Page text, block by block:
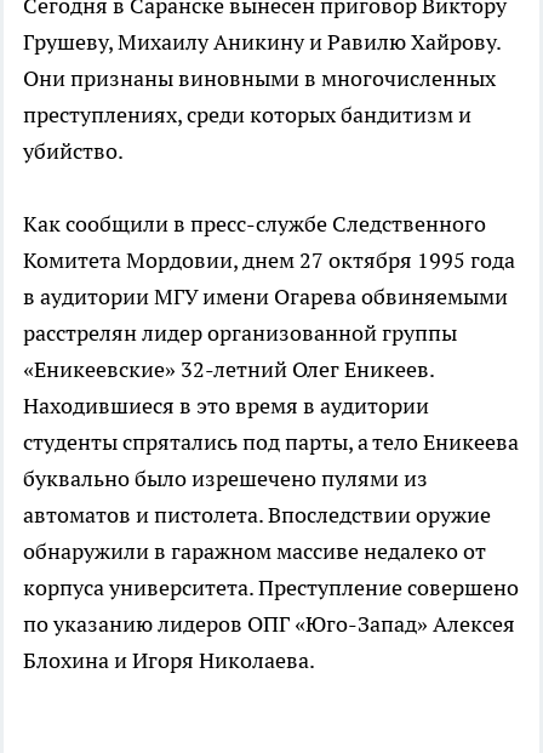
Грушеву, Михаилу Аникину и Равилю Хайрову.
Они признаны виновными в многочисленных
преступлениях, среди которых бандитизм и
убийство.
Как сообщили в пресс-службе Следственного
Комитета Мордовии, днем 27 октября 1995 года
в аудитории МГУ имени Огарева обвиняемыми
расстрелян лидер организованной группы
«Еникеевские» 32-летний Олег Еникеев.
Находившиеся в это время в аудитории
студенты спрятались под парты, а тело Еникеева
буквально было изрешечено пулями из
автоматов и пистолета. Впоследствии оружие
обнаружили в гаражном массиве недалеко от
корпуса университета. Преступление совершено
по указанию лидеров ОПГ «Юго-Запад» Алексея
Блохина и Игоря Николаева.